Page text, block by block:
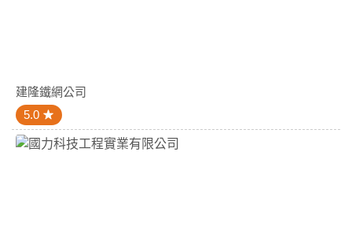
建隆鐵網公司
5.0